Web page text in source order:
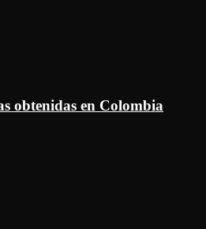
obtenidas en Colombia